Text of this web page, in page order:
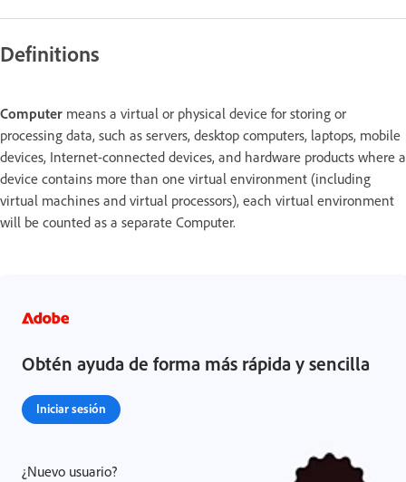
Definitions
Computer means a virtual or physical device for storing or
processing data, such as servers, desktop computers, laptops, mobile
devices, Internet-connected devices, and hardware products where a
device contains more than one virtual environment (including
virtual machines and virtual processors), each virtual environment
will be counted as a separate Computer.
Obtén ayuda de forma más rápida y sencilla
Iniciar sesión
¿Nuevo usuario?